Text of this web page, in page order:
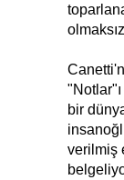
"Notlar"ı
bir
verilmiş